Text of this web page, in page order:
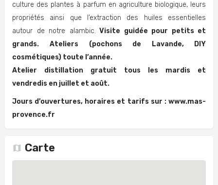
culture des plantes à parfum en agriculture biologique, leurs
propriétés ainsi que l’extraction des huiles essentielles
autour de notre alambic. Visite guidée pour petits et
grands.
Ateliers (pochons de Lavande, DIY
cosmétiques) toute l’année.
Atelier distillation gratuit tous les mardis et
vendredis en juillet et août.
Jours d’ouvertures, horaires et tarifs sur : www.mas-
provence.fr
Carte